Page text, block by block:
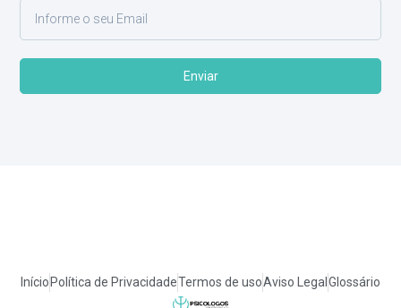
Enviar
Início Política de PrivacidadeTermos de usoAviso Legal Glossário